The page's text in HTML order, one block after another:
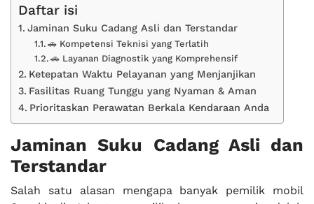
Daftar isi
Jaminan Suku Cadang Asli dan Terstandar
🚗 Kompetensi Teknisi yang Terlatih
🚗 Layanan Diagnostik yang Komprehensif
Ketepatan Waktu Pelayanan yang Menjanjikan
Fasilitas Ruang Tunggu yang Nyaman & Aman
Prioritaskan Perawatan Berkala Kendaraan Anda
Jaminan Suku Cadang Asli dan
Terstandar
Salah satu alasan mengapa banyak pemilik mobil